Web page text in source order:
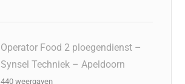
Operator Food 2 ploegendienst –
Synsel Techniek – Apeldoorn
440 weergaven